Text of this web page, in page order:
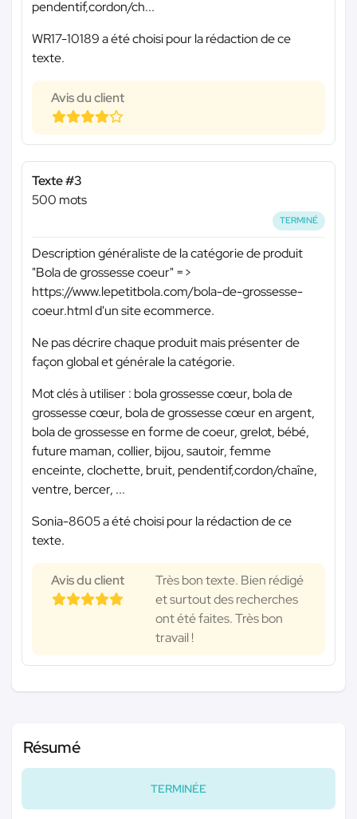
pendentif,cordon/ch...
WR17-10189 a été choisi pour la rédaction de ce
texte.
Avis du client
Texte #3
500 mots
TERMINÉ
Description généraliste de la catégorie de produit
"Bola de grossesse coeur" =>
https://www.lepetitbola.com/bola-de-grossesse-
coeur.html d'un site ecommerce.
Ne pas décrire chaque produit mais présenter de
façon global et générale la catégorie.
Mot clés à utiliser : bola grossesse cœur, bola de
grossesse cœur, bola de grossesse cœur en argent,
bola de grossesse en forme de coeur, grelot, bébé,
future maman, collier, bijou, sautoir, femme
enceinte, clochette, bruit, pendentif,cordon/chaîne,
ventre, bercer, ...
Sonia-8605 a été choisi pour la rédaction de ce
texte.
Avis du client
Très bon texte. Bien rédigé
et surtout des recherches
ont été faites. Très bon
travail !
Résumé
TERMINÉE